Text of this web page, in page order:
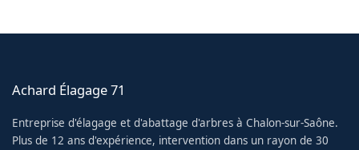
Achard Élagage 71
Entreprise d'élagage et d'abattage d'arbres à Chalon-sur-Saône.
Plus de 12 ans d'expérience, intervention dans un rayon de 30